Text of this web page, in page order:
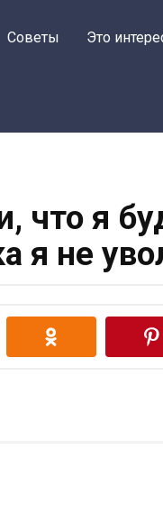
Советы Это
что я
я не